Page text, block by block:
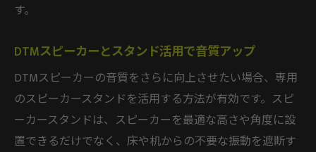
す。
DTMスピーカーとスタンド活用で音質アップ
DTMスピーカーの音質をさらに向上させたい場合、専用
のスピーカースタンドを活用する方法が有効です。スピ
ーカースタンドは、スピーカーを最適な高さや角度に設
置できるだけでなく、床や机からの不要な振動を遮断す